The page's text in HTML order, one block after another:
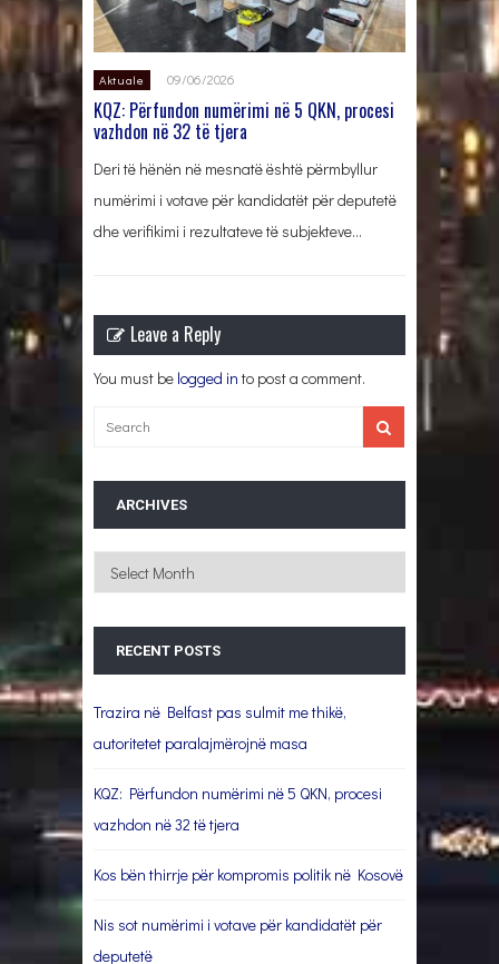
Aktuale 09/06/2026
KQZ: Përfundon numërimi në 5 QKN, procesi
vazhdon në 32 të tjera
Deri të hënën në mesnatë është përmbyllur
numërimi i votave për kandidatët për deputetë
dhe verifikimi i rezultateve të subjekteve…
Leave a Reply
You must be logged in to post a comment.
ARCHIVES
Archives
RECENT POSTS
Trazira në Belfast pas sulmit me thikë,
autoritetet paralajmërojnë masa
KQZ: Përfundon numërimi në 5 QKN, procesi
vazhdon në 32 të tjera
Kos bën thirrje për kompromis politik në Kosovë
Nis sot numërimi i votave për kandidatët për
deputetë